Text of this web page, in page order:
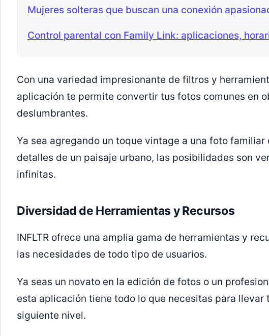
Mujeres solteras que buscan una conexión
Control parental con Family Link: aplicaciones,
Con una variedad impresionante de filtros y
aplicación te permite convertir tus fotos comunes en
deslumbrantes.
Ya sea agregando un toque vintage a una foto familiar
detalles de un paisaje urbano, las posibilidades son
infinitas.
Diversidad de Herramientas y Recursos
INFLTR ofrece una amplia gama de herramientas y
las necesidades de todo tipo de usuarios.
Ya seas un novato en la edición de fotos o un
esta aplicación tiene todo lo que necesitas para llevar
siguiente nivel.